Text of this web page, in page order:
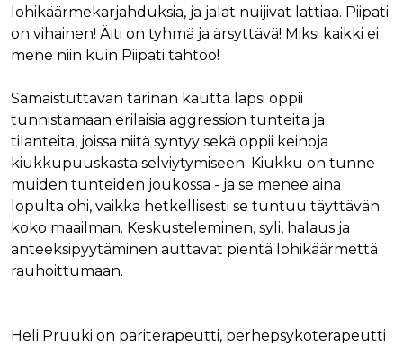
lohikäärmekarjahduksia, ja jalat nuijivat lattiaa. Piipati
on vihainen! Äiti on tyhmä ja ärsyttävä! Miksi kaikki ei
mene niin kuin Piipati tahtoo!
Samaistuttavan tarinan kautta lapsi oppii
tunnistamaan erilaisia aggression tunteita ja
tilanteita, joissa niitä syntyy sekä oppii keinoja
kiukkupuuskasta selviytymiseen. Kiukku on tunne
muiden tunteiden joukossa - ja se menee aina
lopulta ohi, vaikka hetkellisesti se tuntuu täyttävän
koko maailman. Keskusteleminen, syli, halaus ja
anteeksipyytäminen auttavat pientä lohikäärmettä
rauhoittumaan.
Heli Pruuki on pariterapeutti, perhepsykoterapeutti